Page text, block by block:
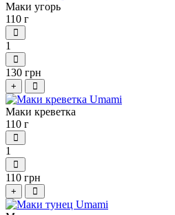
Маки угорь
110 г
1
130 грн
+
Маки креветка
110 г
1
110 грн
+